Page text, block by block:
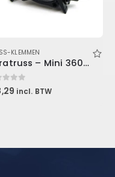
KLEMMEN
Duratruss – Mini 360 zwart
of 5incl. BTW